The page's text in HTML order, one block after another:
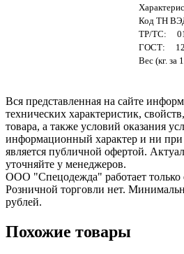
Код ТН
ТР/ТС:
ГОСТ:
Вес (кг.
Вся представленная на сайте
технических характеристик,
товара, а также условий оказания
информационный характер и ни при
является публичной офертой.
уточняйте у менеджеров.
ООО "Спецодежда" работает
Розничной торговли нет.
рублей.
Похожие товары